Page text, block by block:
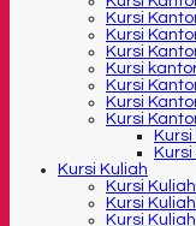
Kursi
Kursi
Kursi
Kursi
Kursi
Kursi
Kursi
Kursi Kuliah
Kursi
Kursi
Kursi